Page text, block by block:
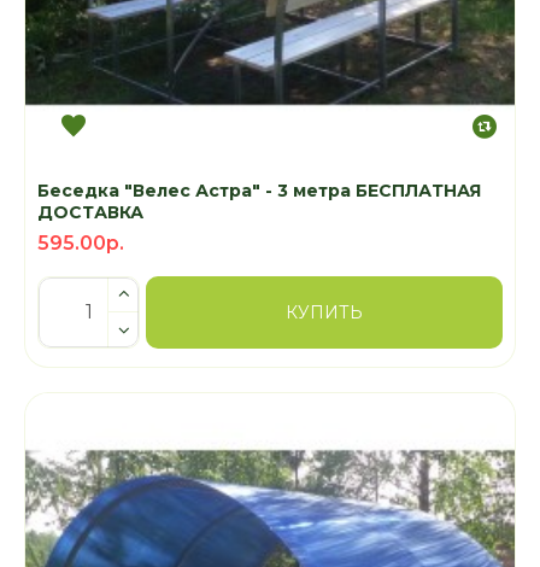
Беседка "Велес Астра" - 3 метра БЕСПЛАТНАЯ
ДОСТАВКА
595.00р.
КУПИТЬ